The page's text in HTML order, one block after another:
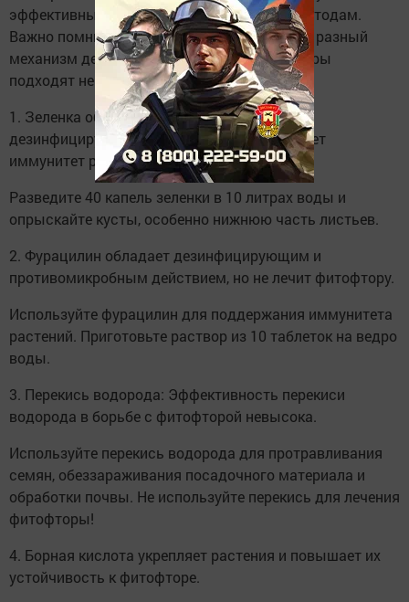
эффективным дополнением к народным методам.
Важно помнить, что у аптечных препаратов разный
механизм действия и для лечения фитофторы
подходят не все.
1. Зеленка обладает противомикробными и
дезинфицирующими свойствами и укрепляет
иммунитет растений.
Разведите 40 капель зеленки в 10 литрах воды и
опрыскайте кусты, особенно нижнюю часть листьев.
2. Фурацилин обладает дезинфицирующим и
противомикробным действием, но не лечит фитофтору.
Используйте фурацилин для поддержания иммунитета
растений. Приготовьте раствор из 10 таблеток на ведро
воды.
3. Перекись водорода: Эффективность перекиси
водорода в борьбе с фитофторой невысока.
Используйте перекись водорода для протравливания
семян, обеззараживания посадочного материала и
обработки почвы. Не используйте перекись для лечения
фитофторы!
4. Борная кислота укрепляет растения и повышает их
устойчивость к фитофторе.